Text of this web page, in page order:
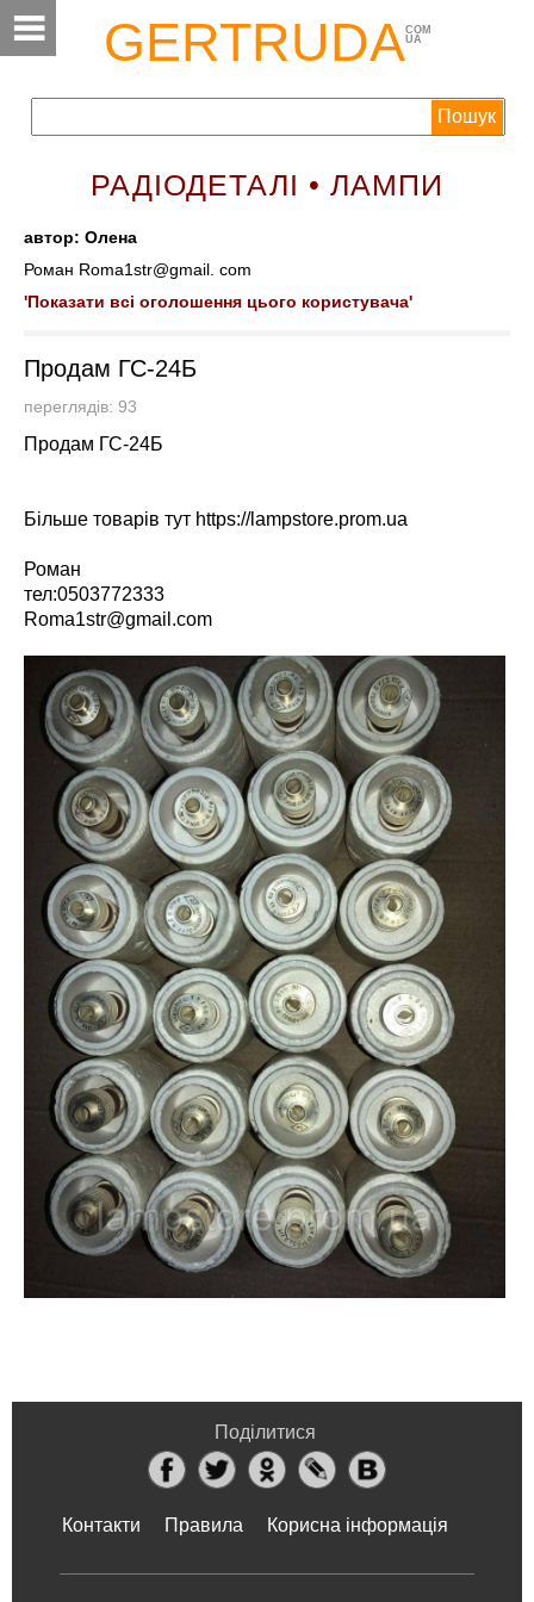
GERTRUDACOM
UA
РАДІОДЕТАЛІ • ЛАМПИ
автор: Олена
Роман Roma1str@gmail. com
'Показати всі оголошення цього користувача'
Продам ГС-24Б
переглядів: 93
Продам ГС-24Б
Більше товарів тут https://lampstore.prom.ua
Роман
тел:0503772333
Roma1str@gmail.com
Поділитися
Контакти Правила Корисна інформація